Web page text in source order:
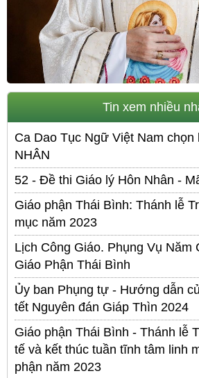
Tin xem nhiều
Ca Dao Tục Ngữ Việt Nam chọn
NHÂN
52 - Đề thi Giáo lý Hôn Nhân -
Giáo phận Thái Bình: Thánh lễ
mục năm 2023
Lịch Công Giáo. Phụng Vụ Năm
Giáo Phận Thái Bình
Ủy ban Phụng tự - Hướng dẫn
tết Nguyên đán Giáp Thìn 2024
Giáo phận Thái Bình - Thánh lễ
tế và kết thúc tuần tĩnh tâm linh
phận năm 2023